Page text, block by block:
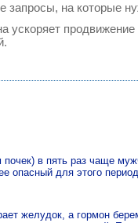
запросы, на которые
ускоряет
в пять раз чаще
опасный для этого
желудок, а гормон